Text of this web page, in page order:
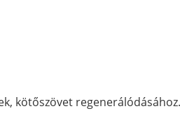
kötőszövet